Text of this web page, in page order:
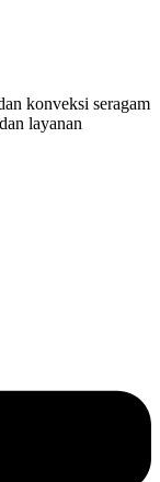
konveksi seragam
layanan